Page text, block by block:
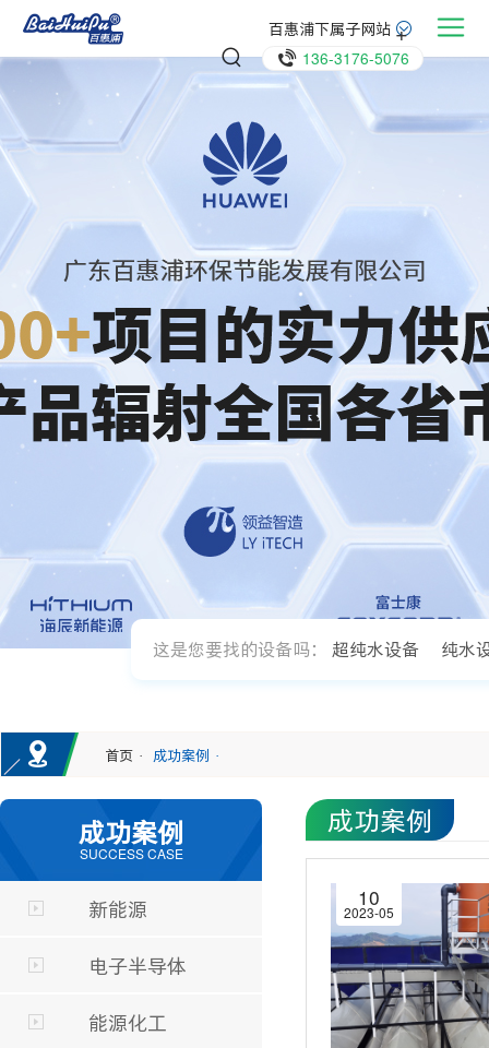
百惠浦下属子网站
136-3176-5076
这是您要找的设备吗： 超纯水设备 纯水
首页 · 成功案例 ·
成功案例
10
2023-05
成功案例
SUCCESS CASE
新能源
电子半导体
能源化工